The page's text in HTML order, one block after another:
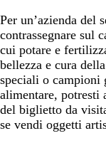
Per un’azienda del
contrassegnare sul
cui potare e
bellezza e cura
speciali o campioni
alimentare, potresti
del biglietto da
se vendi oggetti